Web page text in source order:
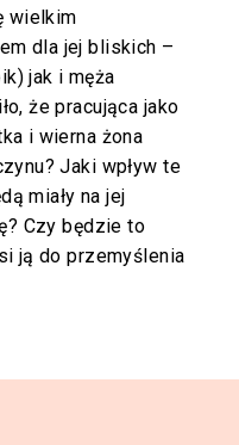
wielkim
dla jej bliskich –
jak i męża
że pracująca jako
i wierna żona
Jaki wpływ te
miały na jej
Czy będzie to
ją do przemyślenia